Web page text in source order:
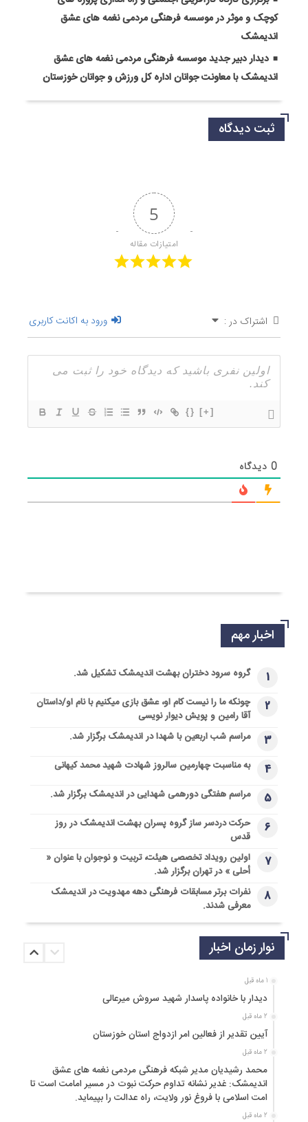
کوچک و موثر در موسسه فرهنگی مردمی نغمه های عشق
اندیمشک
دیدار دبیر جدید موسسه فرهنگی مردمی نغمه های عشق
اندیمشک با معاونت جوانان اداره کل ورزش و جوانان خوزستان
ثبت دیدگاه
5
امتیازات مقاله
اشتراک در : ورود به اکانت کاربری
{} [+]
0 دیدگاه
اخبار مهم
1 گروه سرود دختران بهشت اندیمشک تشکیل شد.
2
چونکه ما را نیست کام او، عشق بازی میکنیم با نام او/داستان
آقا رامین و پویش دیوار نویسی
3 مراسم شب اربعین با شهدا در اندیمشک برگزار شد.
4 به مناسبت چهارمین سالروز شهادت شهید محمد کیهانی
5 مراسم هفتگی دورهمی شهدایی در اندیمشک برگزار شد.
6
حرکت دردسر ساز گروه پسران بهشت اندیمشک در روز
قدس
7
اولین رویداد تخصصی هیئت، تربیت و نوجوان با عنوان «
أحلی » در تهران برگزار شد.
8
نفرات برتر مسابقات فرهنگی دهه مهدویت در اندیمشک
معرفی شدند.
نوار زمان اخبار
1 ماه قبل
دیدار با خانواده پاسدار شهید سروش میرعالی
2 ماه قبل
آیین تقدیر از فعالین امر ازدواج استان خوزستان
2 ماه قبل
محمد رشیدیان مدیر شبکه فرهنگی مردمی نغمه های عشق
اندیمشک: غدیر نشانه تداوم حرکت نبوت در مسیر امامت است تا
امت اسلامی با فروغ نور ولایت، راه عدالت را بپیماید.
2 ماه قبل